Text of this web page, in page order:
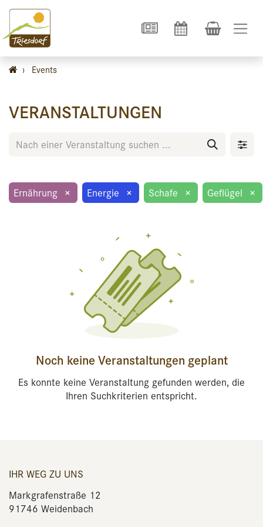
› Events
VERANSTALTUNGEN
Ernährung × Energie × Schafe × Geflügel ×
Noch keine Veranstaltungen geplant
Es konnte keine Veranstaltung gefunden werden, die
Ihren Suchkriterien entspricht.
IHR WEG ZU UNS
Markgrafenstraße 12
91746 Weidenbach